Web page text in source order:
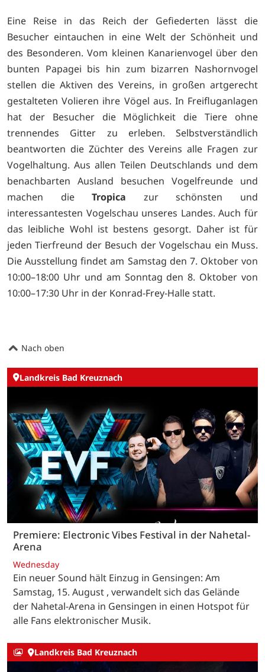
Eine Reise in das Reich der Gefiederten lässt die
Besucher eintauchen in eine Welt der Schönheit und
des Besonderen. Vom kleinen Kanarienvogel über den
bunten Papagei bis hin zum bizarren Nashornvogel
stellen die Aktiven des Vereins, in großen artgerecht
gestalteten Volieren ihre Vögel aus. In Freifluganlagen
hat der Besucher die Möglichkeit die Tiere ohne
trennendes Gitter zu erleben. Selbstverständlich
beantworten die Züchter des Vereins alle Fragen zur
Vogelhaltung. Aus allen Teilen Deutschlands und dem
benachbarten Ausland besuchen Vogelfreunde und
machen dieTropica zur schönsten und
interessantesten Vogelschau unseres Landes. Auch für
das leibliche Wohl ist bestens gesorgt. Daher ist für
jeden Tierfreund der Besuch der Vogelschau ein Muss.
Die Ausstellung findet am Samstag den 7. Oktober von
10:00–18:00 Uhr und am Sonntag den 8. Oktober von
10:00–17:30 Uhr in der Konrad-Frey-Halle statt.
Nach oben
Landkreis Bad Kreuznach
Premiere: Electronic Vibes Festival in der Nahetal-
Arena
Wednesday
Ein neuer Sound hält Einzug in Gensingen: Am
Samstag, 15. August , verwandelt sich das Gelände
der Nahetal-Arena in Gensingen in einen Hotspot für
alle Fans elektronischer Musik.
Landkreis Bad Kreuznach